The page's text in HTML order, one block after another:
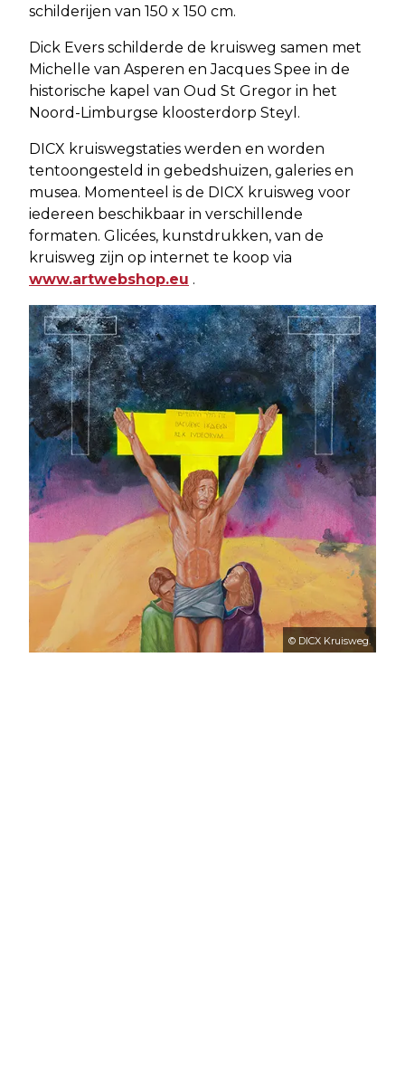
schilderijen van 150 x 150 cm.
Dick Evers schilderde de kruisweg samen met
Michelle van Asperen en Jacques Spee in de
historische kapel van Oud St Gregor in het
Noord-Limburgse kloosterdorp Steyl.
DICX kruiswegstaties werden en worden
tentoongesteld in gebedshuizen, galeries en
musea. Momenteel is de DICX kruisweg voor
iedereen beschikbaar in verschillende
formaten. Glicées, kunstdrukken, van de
kruisweg zijn op internet te koop via
www.artwebshop.eu .
© DICX Kruisweg.